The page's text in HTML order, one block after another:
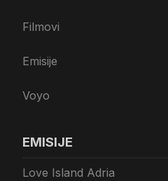
Filmovi
Emisije
Voyo
EMISIJE
Love Island Adria